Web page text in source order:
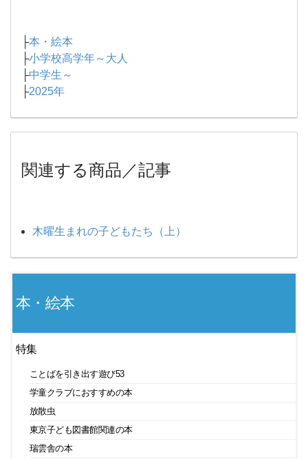
├本・絵本
├小学校高学年～大人
├中学生～
├2025年
関連する商品／記事
木曜生まれの子どもたち（上）
本・絵本
特集
ことばを引き出す遊び53
学童クラブにおすすめの本
放散虫
東京子ども図書館関連の本
瑞雲舎の本